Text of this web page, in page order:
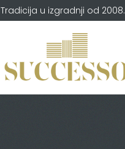
Tradicija u izgradnji od 2008.